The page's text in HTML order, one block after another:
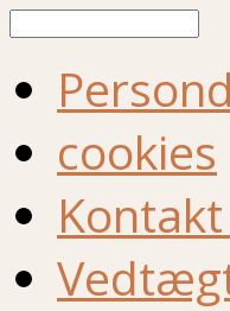
cookies